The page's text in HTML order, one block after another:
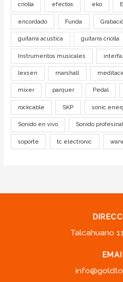
criolla efectos eko
encordado Funda
guitarra acustica guitarra criolla
Instrumentos musicales
lexsen marshall
mixer parquer Pedal
rockcable SKP sonic
Sonido en vivo Sonido
soporte tc electronic
Talcahuano